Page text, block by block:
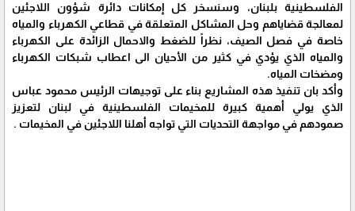
الفلسطينية بلبنان، وسنسخر كل إمكانات دائرة شؤون اللاجئين
لمعالجة قضاياهم وحل المشاكل المتعلقة في قطاعي الكهرباء والمياه
خاصة في فصل الصيف، نظراً للضغط والاحمال الزائدة على الكهرباء
والمياه الذي يؤدي في كثير من الأحيان الى اعطاب شبكات الكهرباء
ومضخات المياه.
وأكد بان تنفيذ هذه المشاريع بناء على توجيهات الرئيس محمود عباس
الذي يولي أهمية كبيرة للمخيمات الفلسطينية في لبنان لتعزيز
صمودهم في مواجهة التحديات التي تواجه أهلنا اللاجئين في المخيمات .